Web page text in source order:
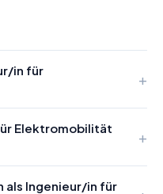
in für
Elektromobilität
als Ingenieur/in für